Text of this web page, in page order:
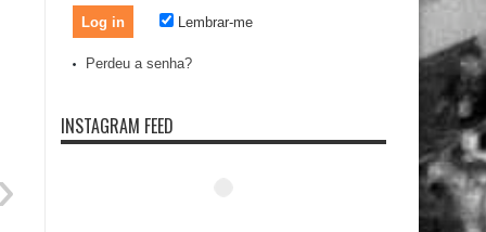
Lembrar-me
Perdeu a senha?
INSTAGRAM FEED